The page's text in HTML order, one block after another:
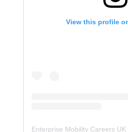
View this profile
Enterprise Mobility Careers UK